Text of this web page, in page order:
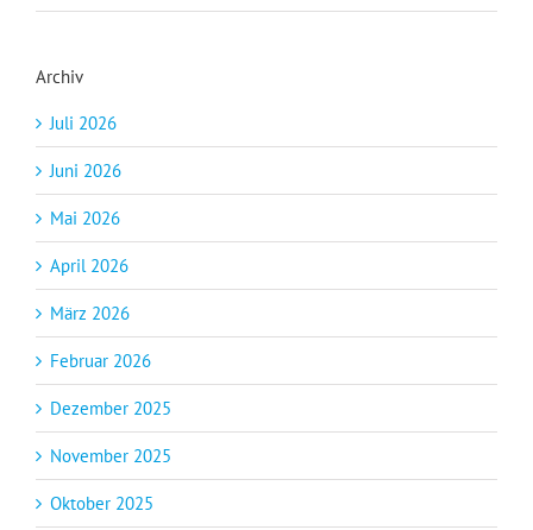
Archiv
Juli 2026
Juni 2026
Mai 2026
April 2026
März 2026
Februar 2026
Dezember 2025
November 2025
Oktober 2025